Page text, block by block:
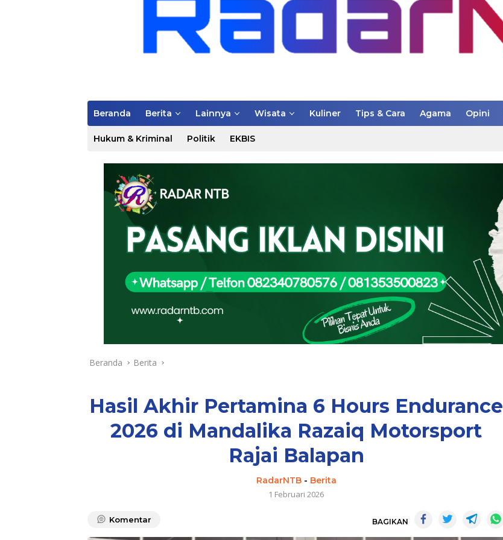
Beranda Berita Lainnya Wisata Kuliner Tips & Cara Agama Opini
Hukum & Kriminal Politik EKBIS
Beranda Berita
Hasil Akhir Pertamina 6 Hours Endurance
2026 di Mandalika Razaiq Motorsport
Rajai Balapan
RadarNTB- Berita
1 Februari 2026
Komentar BAGIKAN